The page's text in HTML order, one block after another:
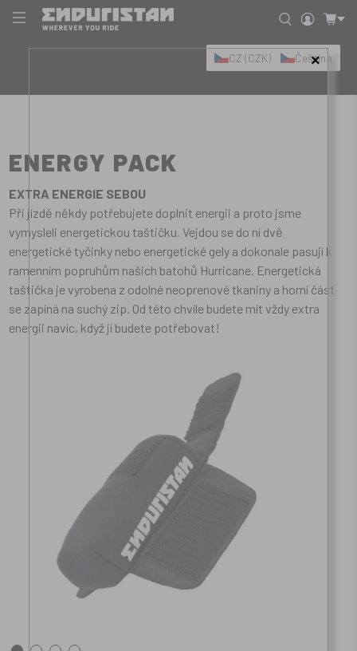
ENERGY PACK
EXTRA ENERGIE SEBOU
Při jízdě někdy potřebujete doplnit energii a proto jsme
vymysleli energetickou taštičku. Vejdou se do ní dvě
energetické tyčinky nebo energetické gely a dokonale pasují k
ramenním popruhům našich batohů Hurricane. Energetická
taštička je vyrobena z odolné neoprenové tkaniny a horní část
se zapíná na suchý zip. Od této chvíle budete mít vždy extra
energii navíc, když jí budete potřebovat!
CZ (CZK) Čeština
×